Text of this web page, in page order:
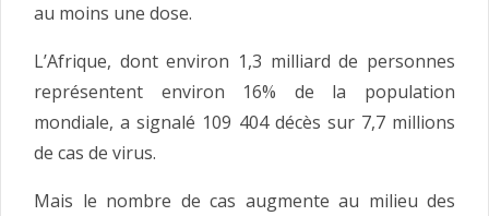
au moins une dose.
L’Afrique, dont environ 1,3 milliard de personnes
représentent environ 16% de la population
mondiale, a signalé 109 404 décès sur 7,7 millions
de cas de virus.
Mais le nombre de cas augmente au milieu des